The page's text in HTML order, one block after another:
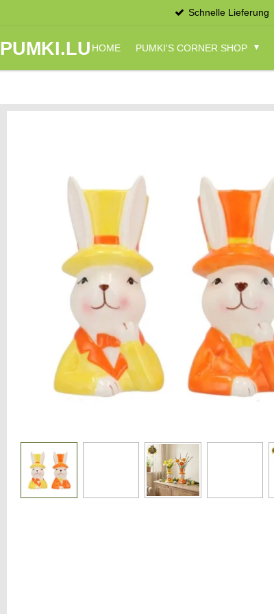
Schnelle Lieferung
PUMKI.LU HOME PUMKI'S CORNER SHOP